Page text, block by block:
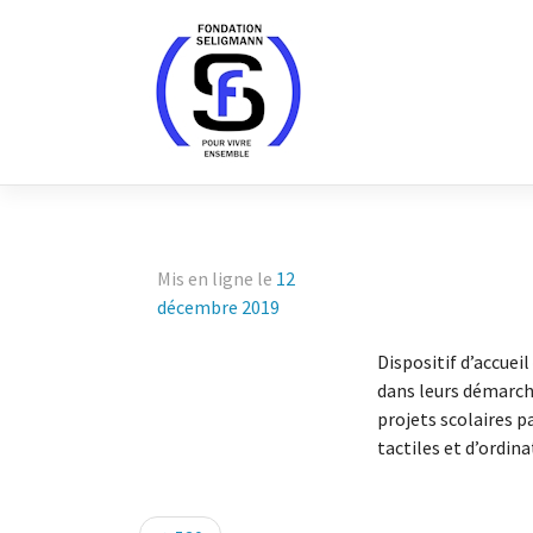
Mis en ligne le 12
décembre 2019
Dispositif
dans leurs
projets scolaires
tactiles et